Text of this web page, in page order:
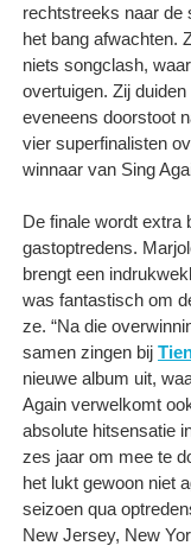
rechtstreeks naar de
het bang afwachten.
niets songclash,
overtuigen. Zij
eveneens doorstoot
vier superfinalisten
winnaar van Sing
De finale wordt extra
gastoptredens.
brengt een
was fantastisch om
ze. “Na die
samen zingen bij
nieuwe album uit,
Again verwelkomt
absolute hitsensatie
zes jaar om mee te
het lukt gewoon niet
seizoen qua
New Jersey, New